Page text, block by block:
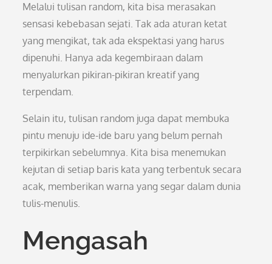
Melalui tulisan random, kita bisa merasakan
sensasi kebebasan sejati. Tak ada aturan ketat
yang mengikat, tak ada ekspektasi yang harus
dipenuhi. Hanya ada kegembiraan dalam
menyalurkan pikiran-pikiran kreatif yang
terpendam.
Selain itu, tulisan random juga dapat membuka
pintu menuju ide-ide baru yang belum pernah
terpikirkan sebelumnya. Kita bisa menemukan
kejutan di setiap baris kata yang terbentuk secara
acak, memberikan warna yang segar dalam dunia
tulis-menulis.
Mengasah